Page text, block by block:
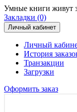
Умные книги живут
Закладки (0)
Личный кабинет
Личный
История
Транзакции
Загрузки
Оформить заказ